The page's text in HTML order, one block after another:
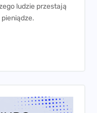
ludzie przestają